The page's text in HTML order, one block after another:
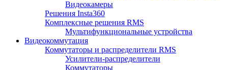
Видеокамеры
Решения Insta360
Комплексные решения RMS
Мультифункциональные устройства
Видеокоммутация
Коммутаторы и распределители RMS
Усилители-распределители
Коммутаторы